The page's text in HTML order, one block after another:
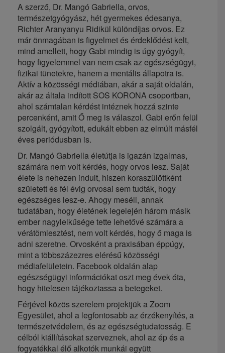
A szerző, Dr. Mangó Gabriella, orvos,
természetgyógyász, hét gyermekes édesanya,
Richter Aranyanyu Ridikül különdíjas orvos. Ez
már önmagában is figyelmet és érdeklődést kelt,
mind amellett, hogy Gabi mindig is úgy gyógyít,
hogy figyelemmel van nem csak az egészségügyi,
fizikai tünetekre, hanem a mentális állapotra is.
Aktív a közösségi médiában, akár a saját oldalán,
akár az általa indított SOS KORONA csoportban,
ahol számtalan kérdést intéznek hozzá szinte
percenként, amit Ő meg is válaszol. Gabi erőn felül
szolgált, gyógyított, edukált ebben az elmúlt másfél
éves periódusban is.
Dr. Mangó Gabriella életútja is igazán izgalmas,
számára nem volt kérdés, hogy orvos lesz. Saját
élete is nehezen indult, hiszen koraszülöttként
született és fél évig orvosai sem tudták, hogy
egészséges lesz-e. Ahogy meséli, annak
tudatában, hogy életének legelején három másik
ember nagylelkűsége tette lehetővé számára a
vérátömlesztést, nem volt kérdés, hogy ő maga is
adni szeretne. Orvosként a praxisában éppúgy,
mint a többszázezres elérésű közösségi
médiafelületein. Facebook oldalán alap
egészségügyi információkat oszt meg évek óta,
hogy hitelesen tájékoztassa a betegeket.
Férjével közös szerelem projektjük a Zoom
Egyesület, ahol a legfontosabb az érzékenyítés, a
természetvédelem, és az egészségtudatosság. E
célból kiállításokat szerveznek, ahol az ép és a
fogyatékkal élő alkotók munkái együtt